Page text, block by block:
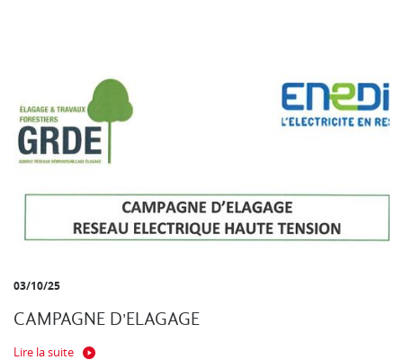
03/10/25
CAMPAGNE D'ELAGAGE
Lire la suite